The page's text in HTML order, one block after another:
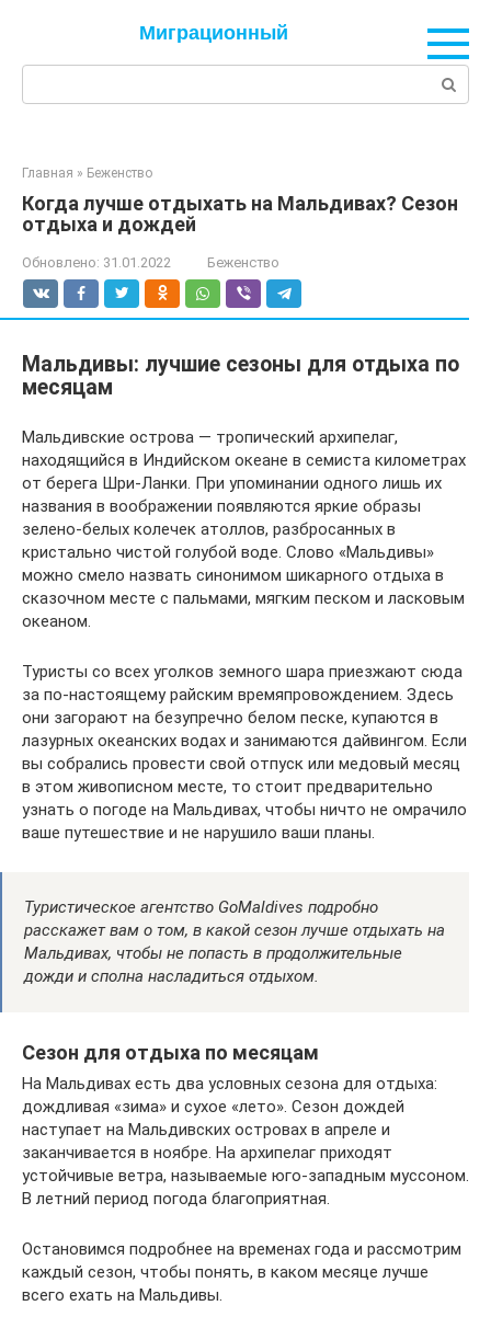
Миграционный
Главная » Беженство
Когда лучше отдыхать на Мальдивах? Сезон
отдыха и дождей
Обновлено: 31.01.2022 Беженство
Мальдивы: лучшие сезоны для отдыха по
месяцам
Мальдивские острова — тропический архипелаг,
находящийся в Индийском океане в семиста километрах
от берега Шри-Ланки. При упоминании одного лишь их
названия в воображении появляются яркие образы
зелено-белых колечек атоллов, разбросанных в
кристально чистой голубой воде. Слово «Мальдивы»
можно смело назвать синонимом шикарного отдыха в
сказочном месте с пальмами, мягким песком и ласковым
океаном.
Туристы со всех уголков земного шара приезжают сюда
за по-настоящему райским времяпровождением. Здесь
они загорают на безупречно белом песке, купаются в
лазурных океанских водах и занимаются дайвингом. Если
вы собрались провести свой отпуск или медовый месяц
в этом живописном месте, то стоит предварительно
узнать о погоде на Мальдивах, чтобы ничто не омрачило
ваше путешествие и не нарушило ваши планы.
Туристическое агентство GoMaldives подробно
расскажет вам о том, в какой сезон лучше отдыхать на
Мальдивах, чтобы не попасть в продолжительные
дожди и сполна насладиться отдыхом.
Сезон для отдыха по месяцам
На Мальдивах есть два условных сезона для отдыха:
дождливая «зима» и сухое «лето». Сезон дождей
наступает на Мальдивских островах в апреле и
заканчивается в ноябре. На архипелаг приходят
устойчивые ветра, называемые юго-западным муссоном.
В летний период погода благоприятная.
Остановимся подробнее на временах года и рассмотрим
каждый сезон, чтобы понять, в каком месяце лучше
всего ехать на Мальдивы.